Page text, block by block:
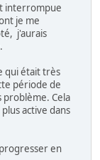
interrompue
je me
j'aurais
qui était très
période de
problème. Cela
active dans
en